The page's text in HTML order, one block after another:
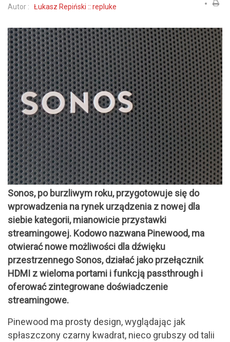
Autor : Łukasz Repiński :: repluke
Sonos, po burzliwym roku, przygotowuje się do
wprowadzenia na rynek urządzenia z nowej dla
siebie kategorii, mianowicie przystawki
streamingowej. Kodowo nazwana Pinewood, ma
otwierać nowe możliwości dla dźwięku
przestrzennego Sonos, działać jako przełącznik
HDMI z wieloma portami i funkcją passthrough i
oferować zintegrowane doświadczenie
streamingowe.
Pinewood ma prosty design, wyglądając jak
spłaszczony czarny kwadrat, nieco grubszy od talii